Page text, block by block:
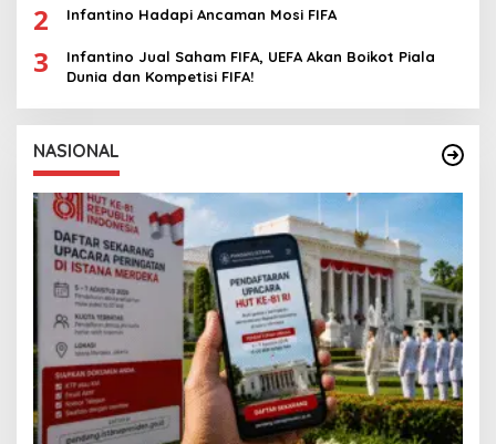
2 Infantino Hadapi Ancaman Mosi FIFA
3
Infantino Jual Saham FIFA, UEFA Akan Boikot Piala
Dunia dan Kompetisi FIFA!
NASIONAL